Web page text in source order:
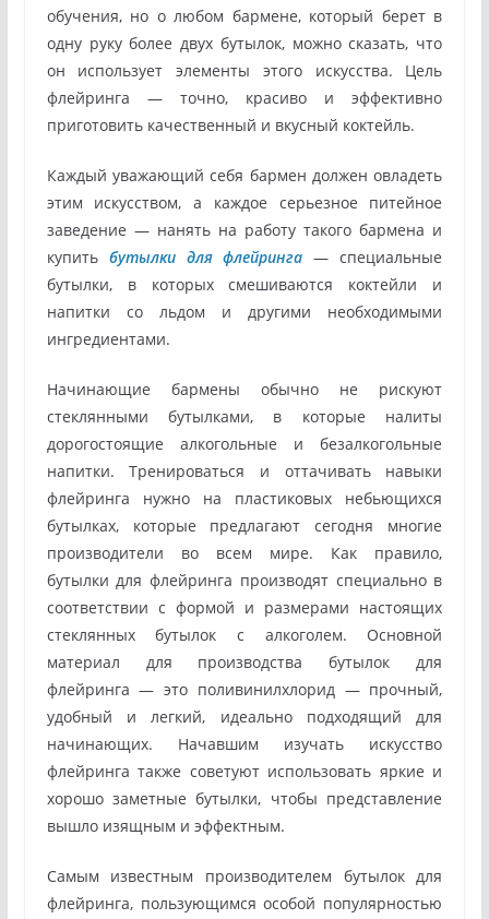
обучения, но о любом бармене, который берет в
одну руку более двух бутылок, можно сказать, что
он использует элементы этого искусства. Цель
флейринга — точно, красиво и эффективно
приготовить качественный и вкусный коктейль.
Каждый уважающий себя бармен должен овладеть
этим искусством, а каждое серьезное питейное
заведение — нанять на работу такого бармена и
купить бутылки для флейринга — специальные
бутылки, в которых смешиваются коктейли и
напитки со льдом и другими необходимыми
ингредиентами.
Начинающие бармены обычно не рискуют
стеклянными бутылками, в которые налиты
дорогостоящие алкогольные и безалкогольные
напитки. Тренироваться и оттачивать навыки
флейринга нужно на пластиковых небьющихся
бутылках, которые предлагают сегодня многие
производители во всем мире. Как правило,
бутылки для флейринга производят специально в
соответствии с формой и размерами настоящих
стеклянных бутылок с алкоголем. Основной
материал для производства бутылок для
флейринга — это поливинилхлорид — прочный,
удобный и легкий, идеально подходящий для
начинающих. Начавшим изучать искусство
флейринга также советуют использовать яркие и
хорошо заметные бутылки, чтобы представление
вышло изящным и эффектным.
Самым известным производителем бутылок для
флейринга, пользующимся особой популярностью